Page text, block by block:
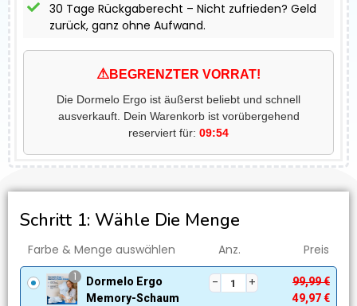
30 Tage Rückgaberecht – Nicht zufrieden? Geld
zurück, ganz ohne Aufwand.
⚠BEGRENZTER VORRAT!
Die Dormelo Ergo ist äußerst beliebt und schnell
ausverkauft. Dein Warenkorb ist vorübergehend
reserviert für: 09:54
Schritt 1: Wähle Die Menge
Farbe & Menge auswählen Anz. Preis
1
Dormelo Ergo
Memory-Schaum
99,99€
49,97€